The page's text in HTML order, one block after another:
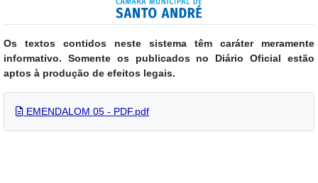
Os textos contidos neste sistema têm caráter meramente
informativo. Somente os publicados no Diário Oficial estão
aptos à produção de efeitos legais.
EMENDALOM 05 - PDF.pdf